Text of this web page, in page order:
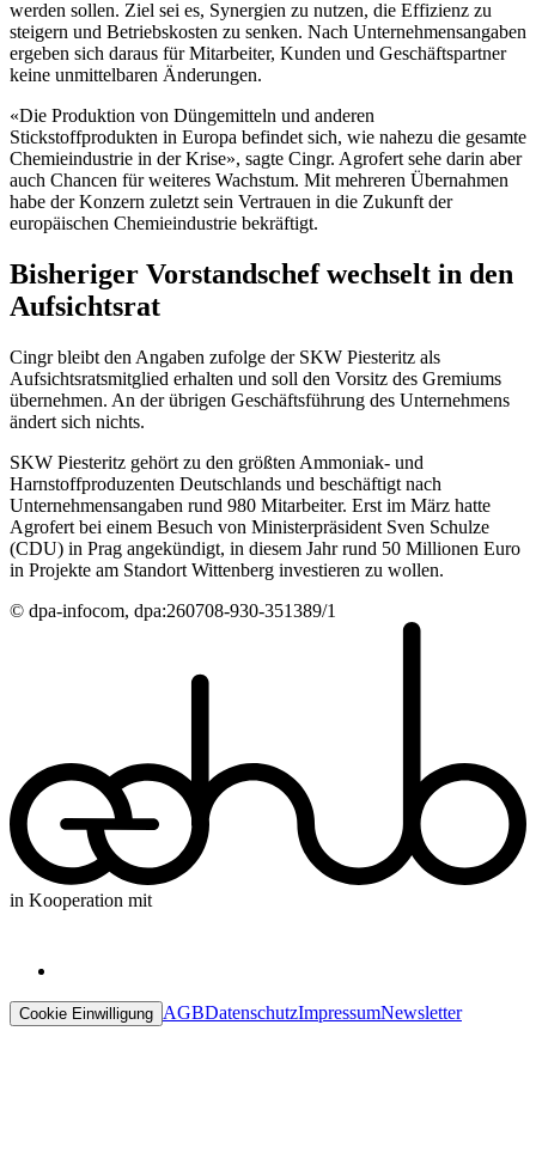
werden sollen. Ziel sei es, Synergien zu nutzen, die Effizienz zu
steigern und Betriebskosten zu senken. Nach Unternehmensangaben
ergeben sich daraus für Mitarbeiter, Kunden und Geschäftspartner
keine unmittelbaren Änderungen.
«Die Produktion von Düngemitteln und anderen
Stickstoffprodukten in Europa befindet sich, wie nahezu die gesamte
Chemieindustrie in der Krise», sagte Cingr. Agrofert sehe darin aber
auch Chancen für weiteres Wachstum. Mit mehreren Übernahmen
habe der Konzern zuletzt sein Vertrauen in die Zukunft der
europäischen Chemieindustrie bekräftigt.
Bisheriger Vorstandschef wechselt in den
Aufsichtsrat
Cingr bleibt den Angaben zufolge der SKW Piesteritz als
Aufsichtsratsmitglied erhalten und soll den Vorsitz des Gremiums
übernehmen. An der übrigen Geschäftsführung des Unternehmens
ändert sich nichts.
SKW Piesteritz gehört zu den größten Ammoniak- und
Harnstoffproduzenten Deutschlands und beschäftigt nach
Unternehmensangaben rund 980 Mitarbeiter. Erst im März hatte
Agrofert bei einem Besuch von Ministerpräsident Sven Schulze
(CDU) in Prag angekündigt, in diesem Jahr rund 50 Millionen Euro
in Projekte am Standort Wittenberg investieren zu wollen.
© dpa-infocom, dpa:260708-930-351389/1
in Kooperation mit
Cookie Einwilligung AGBDatenschutzImpressumNewsletter